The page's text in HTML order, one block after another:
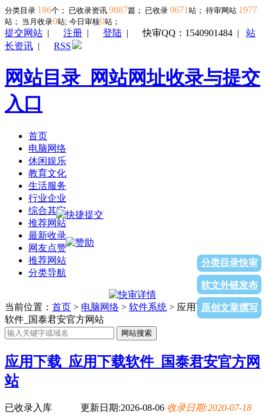
分类目录 186个； 已收录资讯 9887篇； 已收录 9671 站； 待审网站 1977
站； 当月收录0站; 今日审核0站；
提交网站 | 注册 | 登陆 |快审QQ：1540901484 | 站
长资讯 | RSS
网站目录_网站网址收录与提交
入口
首页
电脑网络
休闲娱乐
教育文化
生活服务
行业企业
综合其它
推荐网站
最新收录
网友点赞
推荐网站
分类导航
分类目录快审
软文外链发布
原创文章撰写
当前位置： 首页 > 电脑网络 > 软件系统 > 应用下载_应用下载
软件_国泰君安官方网站
网站搜索
应用下载_应用下载软件_国泰君安官方网
站
已收录入库 更新日期:2026-08-06 收录日期:2020-07-18